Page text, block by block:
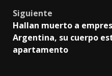
Siguiente
Hallan muerto a
Argentina, su cuerpo
apartamento